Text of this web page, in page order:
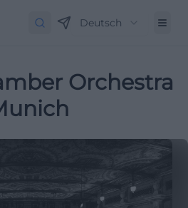
Deutsch
Orchestra